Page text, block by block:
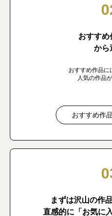
おすすめ
から
おすすめ作品に
人気の作品
おすすめ作
まずは沢山の作
直感的に「お気に